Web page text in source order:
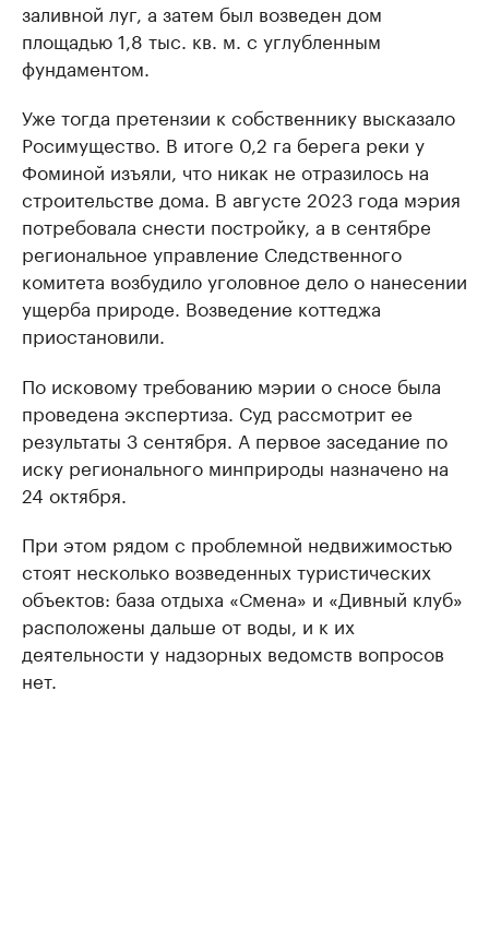
заливной луг, а затем был возведен дом
площадью 1,8 тыс. кв. м. с углубленным
фундаментом.
Уже тогда претензии к собственнику высказало
Росимущество. В итоге 0,2 га берега реки у
Фоминой изъяли, что никак не отразилось на
строительстве дома. В августе 2023 года мэрия
потребовала снести постройку, а в сентябре
региональное управление Следственного
комитета возбудило уголовное дело о нанесении
ущерба природе. Возведение коттеджа
приостановили.
По исковому требованию мэрии о сносе была
проведена экспертиза. Суд рассмотрит ее
результаты 3 сентября. А первое заседание по
иску регионального минприроды назначено на
24 октября.
При этом рядом с проблемной недвижимостью
стоят несколько возведенных туристических
объектов: база отдыха «Смена» и «Дивный клуб»
расположены дальше от воды, и к их
деятельности у надзорных ведомств вопросов
нет.